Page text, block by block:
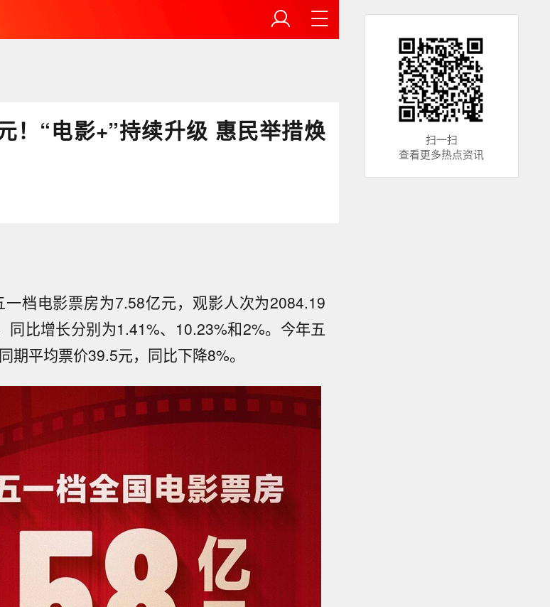
！“电影+”持续升级 惠民举措焕
档电影票房为7.58亿元，观影人次为2084.19
同比增长分别为1.41%、10.23%和2%。今年五
期平均票价39.5元，同比下降8%。
扫一扫
查看更多热点资讯